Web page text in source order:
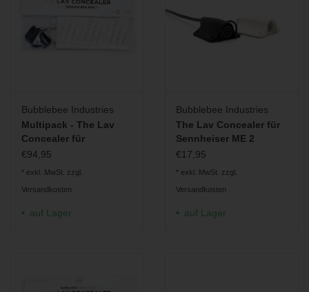
Bubblebee Industries
Multipack - The Lav
Concealer für
Sennheiser MKE 1
€94,95
* exkl. MwSt. zzgl.
Versandkosten
auf Lager
Bubblebee Industries
The Lav Concealer für
Sennheiser ME 2
€17,95
* exkl. MwSt. zzgl.
Versandkosten
auf Lager